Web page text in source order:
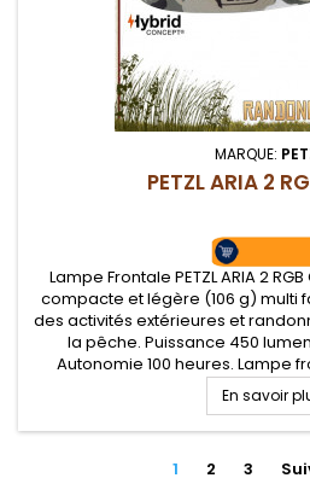
MARQUE:
PETZL ARIA 2
Lampe Frontale PETZL ARIA 2
compacte et légère (106 g) multi
des activités extérieures et
la pêche. Puissance 450
Autonomie 100 heures. Lampe
alimentation sur piles ou batterie
d'éclairage
En savoir
1 2 3